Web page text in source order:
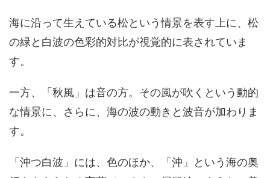
海に沿って生えている松という情景を表す上に、松
の緑と白波の色彩的対比が視覚的に表されていま
す。
一方、「秋風」は音の方。その風が吹くという動的
な情景に、さらに、海の波の動きと波音が加わりま
す。
「沖つ白波」には、色のほか、「沖」という海の奥